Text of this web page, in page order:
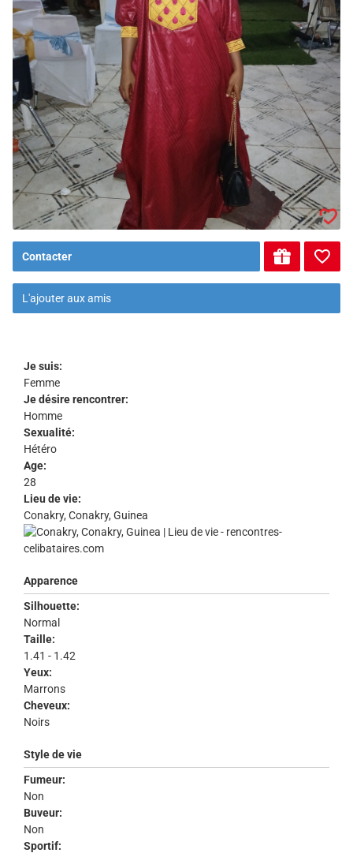
Contacter
L'ajouter aux amis
Je suis:
Femme
Je désire rencontrer:
Homme
Sexualité:
Hétéro
Age:
28
Lieu de vie:
Conakry, Conakry, Guinea
Apparence
Silhouette:
Normal
Taille:
1.41 - 1.42
Yeux:
Marrons
Cheveux:
Noirs
Style de vie
Fumeur:
Non
Buveur:
Non
Sportif: